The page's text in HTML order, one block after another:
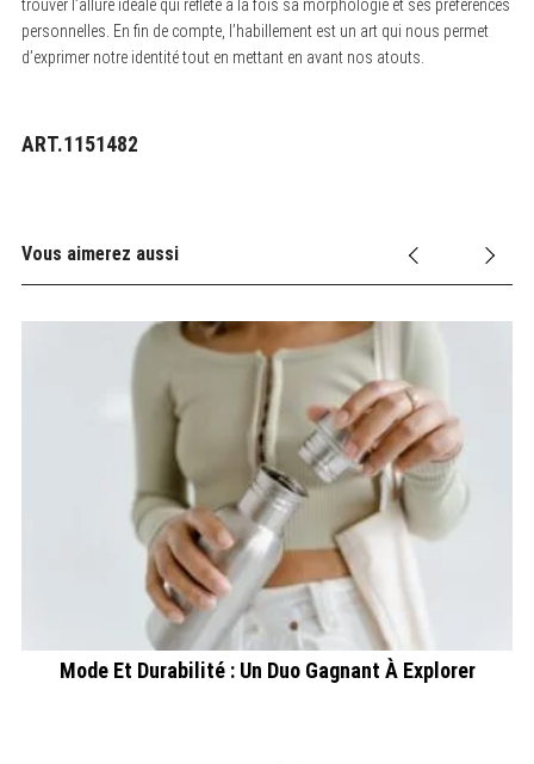
trouver l’allure idéale qui reflète à la fois sa morphologie et ses préférences
personnelles. En fin de compte, l’habillement est un art qui nous permet
d’exprimer notre identité tout en mettant en avant nos atouts.
ART.1151482
Vous aimerez aussi
Mode Et Durabilité : Un Duo Gagnant À Explorer